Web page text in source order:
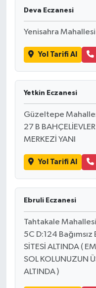
Deva Eczanesi
Yenisahra
Yol Tarifi Al
Yetkin Eczanesi
Güzeltepe
27 B
MERKEZİ YANI
Yol Tarifi Al
Ebruli Eczanesi
Tahtakale
5C D:124 Bağımsız
SİTESİ ALTINDA (
SOL KOLUNUZUN
ALTINDA )